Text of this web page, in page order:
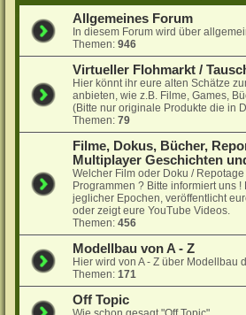
Allgemeines Forum
In diesem Forum wird über
Themen:946
Virtueller Flohmarkt /
Hier könnt ihr eure alten Schätze
anbieten, wie z.B. Filme, Games,
(Bitte nur originale Produkte die in
Themen:79
Filme, Dokus, Bücher,
Multiplayer Geschichten
Welcher Film oder Doku /
Programmen ? Bitte informiert uns
jeglicher Epochen, veröffentlicht
oder zeigt eure YouTube Videos.
Themen:456
Modellbau von A - Z
Hier wird von A - Z über Modellbau
Themen:171
Off Topic